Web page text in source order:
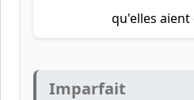
qu'elles
Imparfait